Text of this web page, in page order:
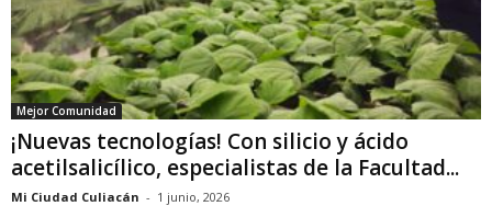
Mejor Comunidad
¡Nuevas tecnologías! Con silicio y ácido
acetilsalicílico, especialistas de la Facultad...
Mi Ciudad Culiacán - 1 junio, 2026